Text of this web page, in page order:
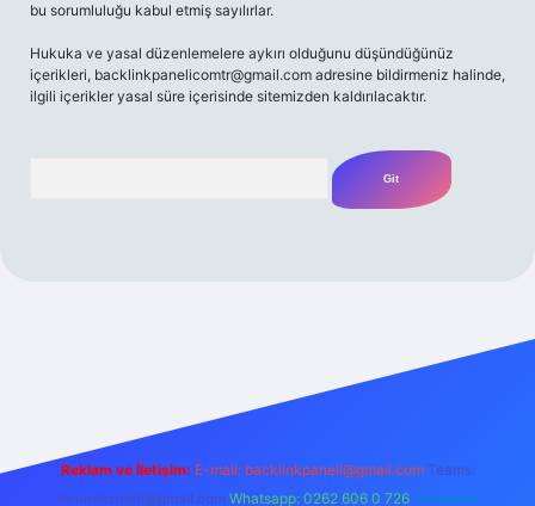
bu sorumluluğu kabul etmiş sayılırlar.
Hukuka ve yasal düzenlemelere aykırı olduğunu düşündüğünüz
içerikleri, backlinkpanelicomtr@gmail.com adresine bildirmeniz halinde,
ilgili içerikler yasal süre içerisinde sitemizden kaldırılacaktır.
m elexbet
Reklam ve İletişim: E-mail: backlinkpaneli@gmail.com Teams:
forumhizmeti@gmail.com Whatsapp: 0262 606 0 726 Telegram: